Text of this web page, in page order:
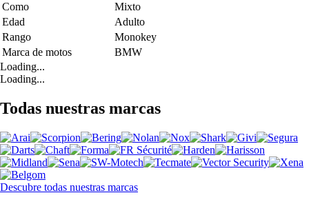
Como
Mixto
Edad
Adulto
Rango
Monokey
Marca de motos
BMW
Loading...
Loading...
Todas nuestras marcas
Descubre todas nuestras marcas